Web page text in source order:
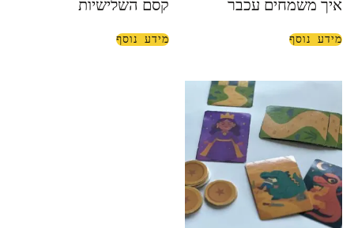
איך משמחים עכבר
מידע נוסף
קסם השלישיות
מידע נוסף